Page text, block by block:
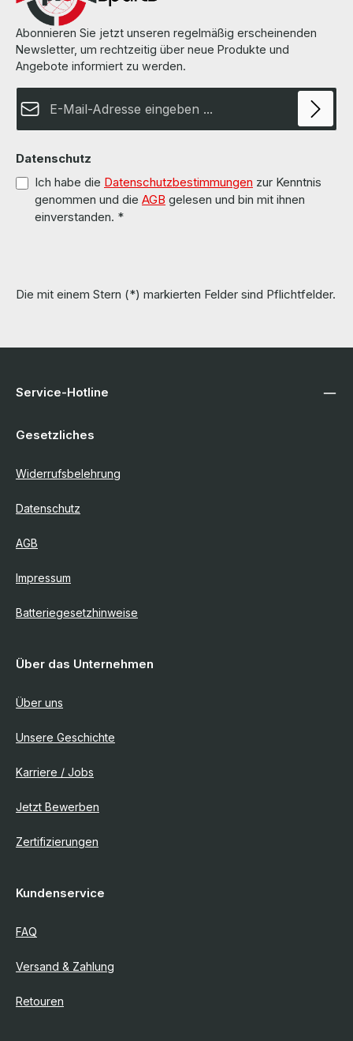
Seiten des Herstellers. All parts are used but 100% OK!!! Alle Teile
sind gebraucht aber 100 % in Ordnung!!!
Abonnieren Sie jetzt unseren regelmäßig erscheinenden
Newsletter, um rechtzeitig über neue Produkte und
Angebote informiert zu werden.
Datenschutz
Ich habe die Datenschutzbestimmungen zur Kenntnis
genommen und die AGB gelesen und bin mit ihnen
einverstanden. *
Die mit einem Stern (*) markierten Felder sind Pflichtfelder.
Service-Hotline
Gesetzliches
Widerrufsbelehrung
Datenschutz
AGB
Impressum
Batteriegesetzhinweise
Über das Unternehmen
Über uns
Unsere Geschichte
Karriere / Jobs
Jetzt Bewerben
Zertifizierungen
Kundenservice
FAQ
Versand & Zahlung
Retouren